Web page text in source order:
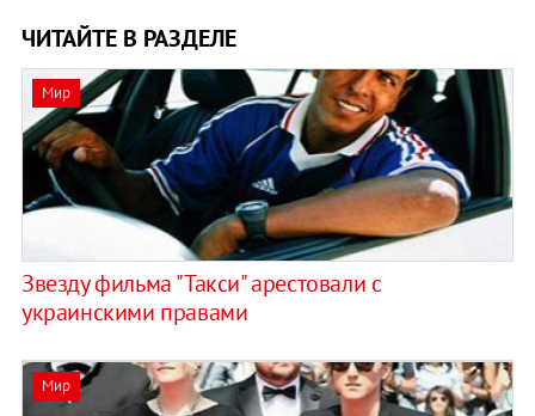
ЧИТАЙТЕ В РАЗДЕЛЕ
Мир
Звезду фильма "Такси" арестовали с
украинскими правами
Мир